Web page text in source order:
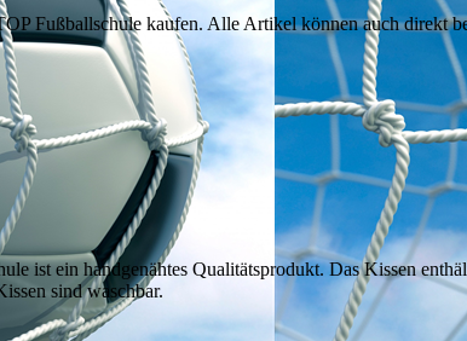
Fußballschule kaufen. Alle Artikel können auch direkt
ist ein handgenähtes Qualitätsprodukt. Das Kissen
sind waschbar.